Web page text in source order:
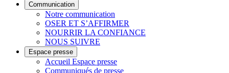
Communication
Notre communication
OSER ET S’AFFIRMER
NOURRIR LA CONFIANCE
NOUS SUIVRE
Espace presse
Accueil Espace presse
Communiqués de presse